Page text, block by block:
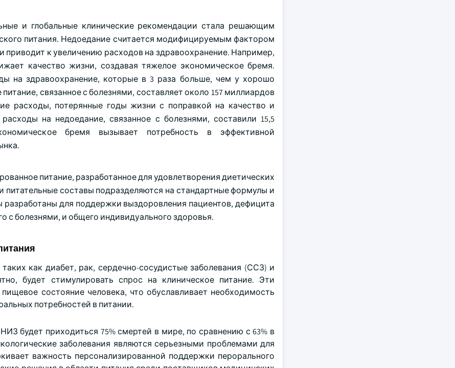
и глобальные клинические рекомендации стала решающим
питания. Недоедание считается модифицируемым фактором
к увеличению расходов на здравоохранение. Например,
качество жизни, создавая тяжелое экономическое бремя.
на здравоохранение, которые в 3 раза больше, чем у хорошо
связанное с болезнями, составляет около 157 миллиардов
расходы, потерянные годы жизни с поправкой на качество и
на недоедание, связанное с болезнями, составили 15,5
бремя вызывает потребность в эффективной
питание, разработанное для удовлетворения диетических
составы подразделяются на стандартные формулы и
для поддержки выздоровления пациентов, дефицита
с болезнями, и общего индивидуального здоровья.
как диабет, рак, сердечно-сосудистые заболевания (ССЗ) и
будет стимулировать спрос на клиническое питание. Эти
состояние человека, что обуславливает необходимость
потребностей в питании.
будет приходиться 75% смертей в мире, по сравнению с 63% в
заболевания являются серьезными проблемами для
важность персонализированной поддержки перорального